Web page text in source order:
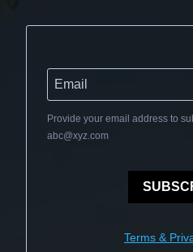
Provide your email address to
abc@xyz.com
Terms &